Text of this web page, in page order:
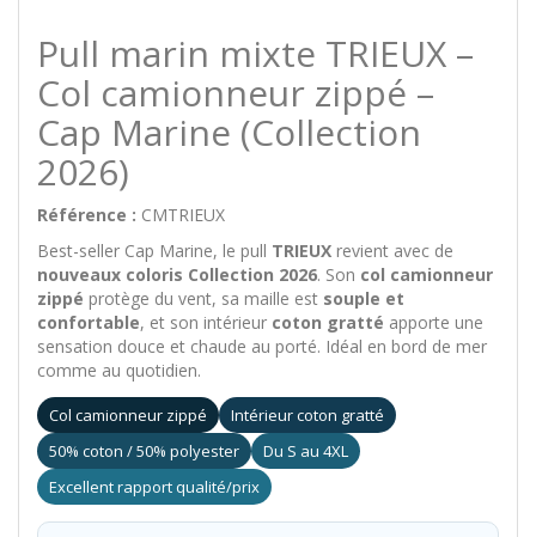
Pull marin mixte TRIEUX –
Col camionneur zippé –
Cap Marine (Collection
2026)
Référence : CMTRIEUX
Best-seller Cap Marine, le pull TRIEUX revient avec de
nouveaux coloris Collection 2026. Son col camionneur
zippé protège du vent, sa maille est souple et
confortable, et son intérieur coton gratté apporte une
sensation douce et chaude au porté. Idéal en bord de mer
comme au quotidien.
Col camionneur zippé
Intérieur coton gratté
50% coton / 50% polyester
Du S au 4XL
Excellent rapport qualité/prix